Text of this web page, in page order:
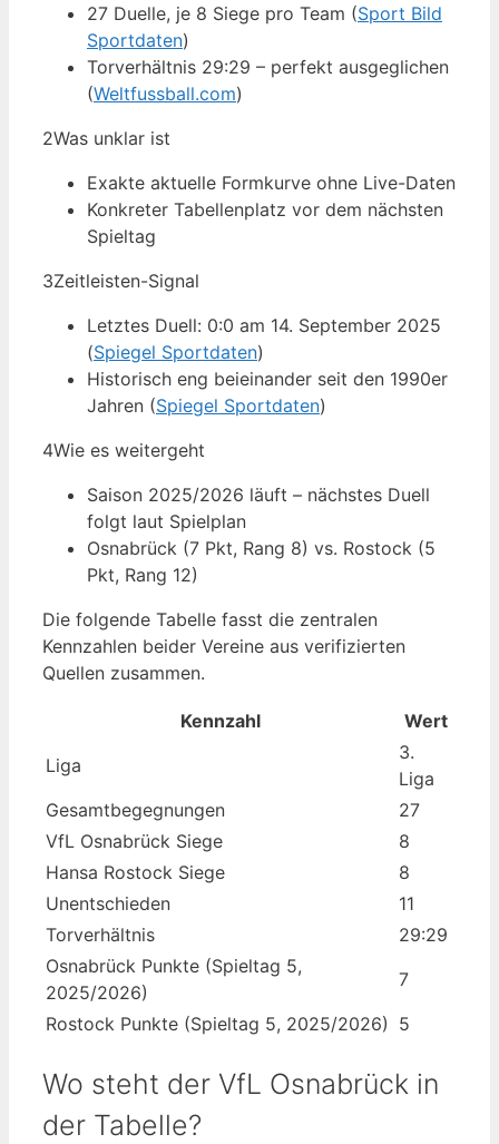
27 Duelle, je 8 Siege pro Team (Sport Bild
Sportdaten)
Torverhältnis 29:29 – perfekt ausgeglichen
(Weltfussball.com)
2Was unklar ist
Exakte aktuelle Formkurve ohne Live-Daten
Konkreter Tabellenplatz vor dem nächsten
Spieltag
3Zeitleisten-Signal
Letztes Duell: 0:0 am 14. September 2025
(Spiegel Sportdaten)
Historisch eng beieinander seit den 1990er
Jahren (Spiegel Sportdaten)
4Wie es weitergeht
Saison 2025/2026 läuft – nächstes Duell
folgt laut Spielplan
Osnabrück (7 Pkt, Rang 8) vs. Rostock (5
Pkt, Rang 12)
Die folgende Tabelle fasst die zentralen
Kennzahlen beider Vereine aus verifizierten
Quellen zusammen.
Kennzahl
Wert
Liga
3.
Liga
Gesamtbegegnungen
27
VfL Osnabrück Siege
8
Hansa Rostock Siege
8
Unentschieden
11
Torverhältnis
29:29
Osnabrück Punkte (Spieltag 5,
2025/2026)
7
Rostock Punkte (Spieltag 5, 2025/2026) 5
Wo steht der VfL Osnabrück in
der Tabelle?